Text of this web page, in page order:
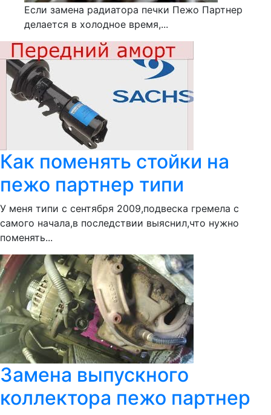
Если замена радиатора печки Пежо Партнер
делается в холодное время,...
Как поменять стойки на
пежо партнер типи
У меня типи с сентября 2009,подвеска гремела с
самого начала,в последствии выяснил,что нужно
поменять...
Замена выпускного
коллектора пежо партнер